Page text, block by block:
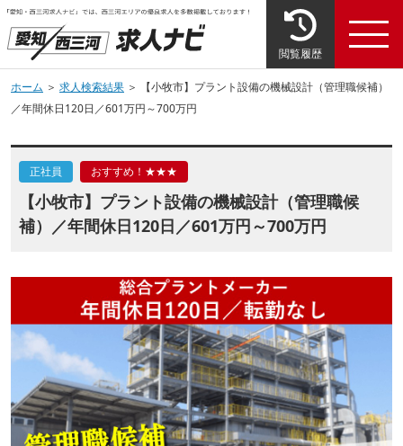
閲覧履歴
ホーム ＞ 求人検索結果 ＞ 【小牧市】プラント設備の機械設計（管理職候補）
／年間休日120日／601万円～700万円
正社員 おすすめ！★★★
【小牧市】プラント設備の機械設計（管理職候
補）／年間休日120日／601万円～700万円